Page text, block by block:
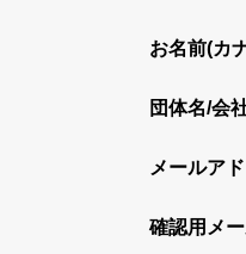
お名前(カ
団体名/会
メールア
確認用メ